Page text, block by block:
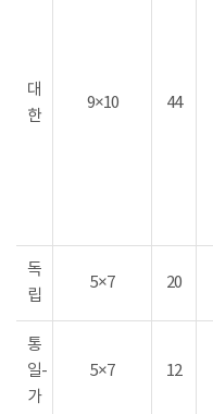
대
한
9×10 44
독
립
5×7 20
통
일-
가
5×7 12